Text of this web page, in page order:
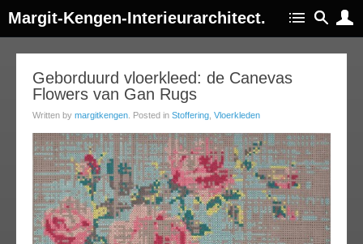
Margit-Kengen-Interieurarchitect.
Geborduurd vloerkleed: de Canevas
Flowers van Gan Rugs
Written by margitkengen . Posted in Stoffering Vloerkleden